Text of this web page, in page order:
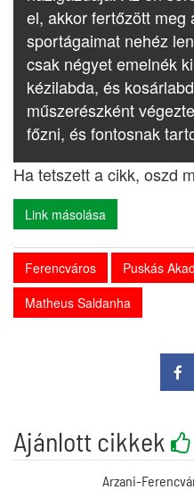
el, akkor fertőzött meg
sportágaimat nehéz
csak négyet emelnék
kézilabda, és
műszerészként
főzni, és fontosnak
Ha tetszett a cikk, oszd
Link másolása
Ferencváros Puskás
Matheus Saldanha
Ajánlott cikkek
Arzani-